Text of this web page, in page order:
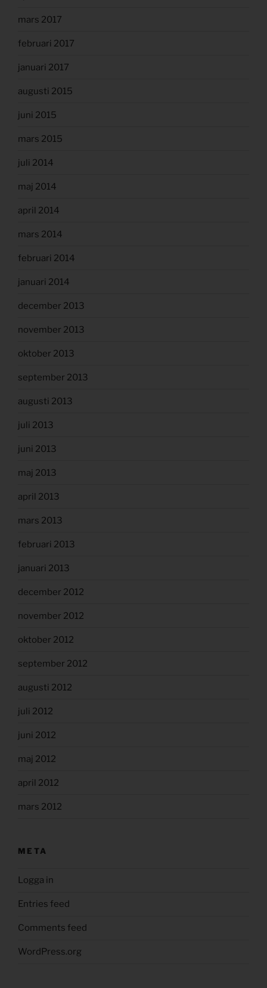
mars 2017
februari 2017
januari 2017
augusti 2015
juni 2015
mars 2015
juli 2014
maj 2014
april 2014
mars 2014
februari 2014
januari 2014
december 2013
november 2013
oktober 2013
september 2013
augusti 2013
juli 2013
juni 2013
maj 2013
april 2013
mars 2013
februari 2013
januari 2013
december 2012
november 2012
oktober 2012
september 2012
augusti 2012
juli 2012
juni 2012
maj 2012
april 2012
mars 2012
META
Logga in
Entries feed
Comments feed
WordPress.org